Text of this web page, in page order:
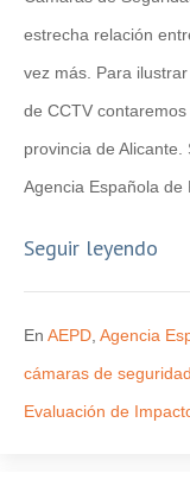
estrecha relación
vez más. Para
de CCTV
provincia de
Agencia Española
Seguir leyendo
En AEPD Agencia
cámaras de seguridad
Evaluación de